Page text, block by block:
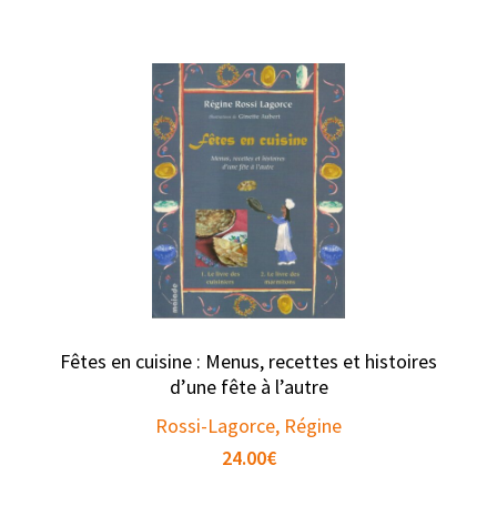
Fêtes en cuisine : Menus, recettes et histoires
d’une fête à l’autre
Rossi-Lagorce, Régine
24.00€